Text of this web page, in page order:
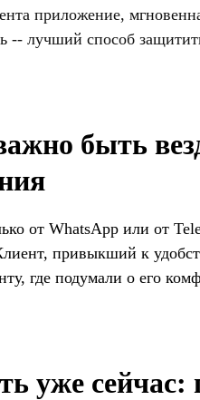
приложение,
-- лучший способ
быть
от WhatsApp или от
привыкший к
где подумали о его
уже